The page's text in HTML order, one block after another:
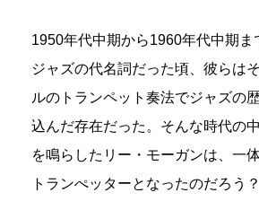
1950年代中期から1960年代中期ま
ジャズの代名詞だった頃、彼らは
ルのトランペット奏法でジャズの
込んだ存在だった。そんな時代の
を鳴らしたリー・モーガンは、一
トランぺッターとなったのだろう？